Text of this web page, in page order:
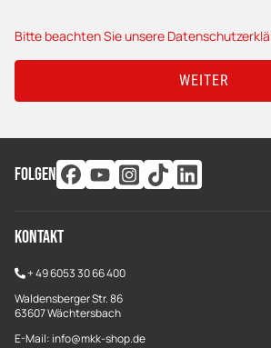
Bitte beachten Sie unsere
WEITER
FOLGEN
Kontakt
+49 6053 30 66 400
Waldensberger Str. 86
63607 Wächtersbach
E-Mail: info@mkk-shop.de